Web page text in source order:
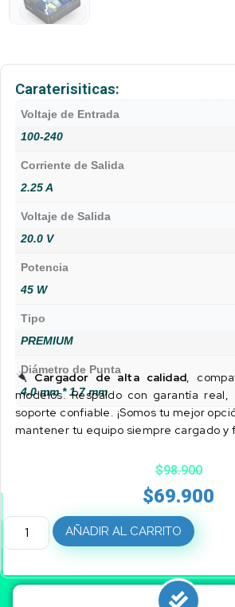
Caraterisiticas:
Voltaje de Entrada
100-240
Corriente de Salida
2.25 A
Voltaje de Salida
20.0 V
Potencia
45 W
Tipo
PREMIUM
Diámetro de Punta
4.0 mm * 1.7 mm
Cargador de alta calidad ,
modelos. Respaldo con garantía
soporte confiable. ¡Somos tu mejor
mantener tu equipo siempre cargado y
$98.900
$69.900
AÑADIR AL CARRITO